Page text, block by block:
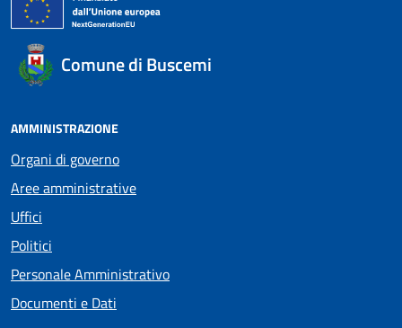
Comune di Buscemi
AMMINISTRAZIONE
Organi di governo
Aree amministrative
Uffici
Politici
Personale Amministrativo
Documenti e Dati